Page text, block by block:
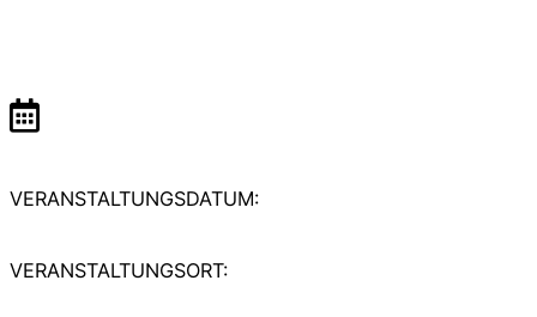
VERANSTALTUNGSDATUM:
VERANSTALTUNGSORT: